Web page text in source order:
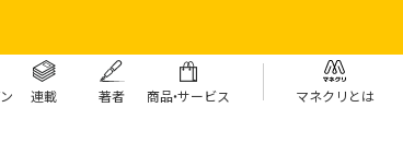
連載 著者 商品・サービス マネクリとは